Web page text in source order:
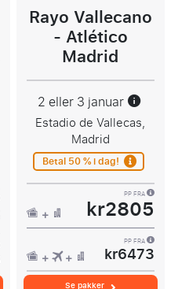
Rayo Vallecano
- Atlético
Madrid
2 eller 3 januar
Estadio de Vallecas,
Madrid
Betal 50 % i dag!
PP FRA
kr2805
PP FRA
kr6473
Se pakker